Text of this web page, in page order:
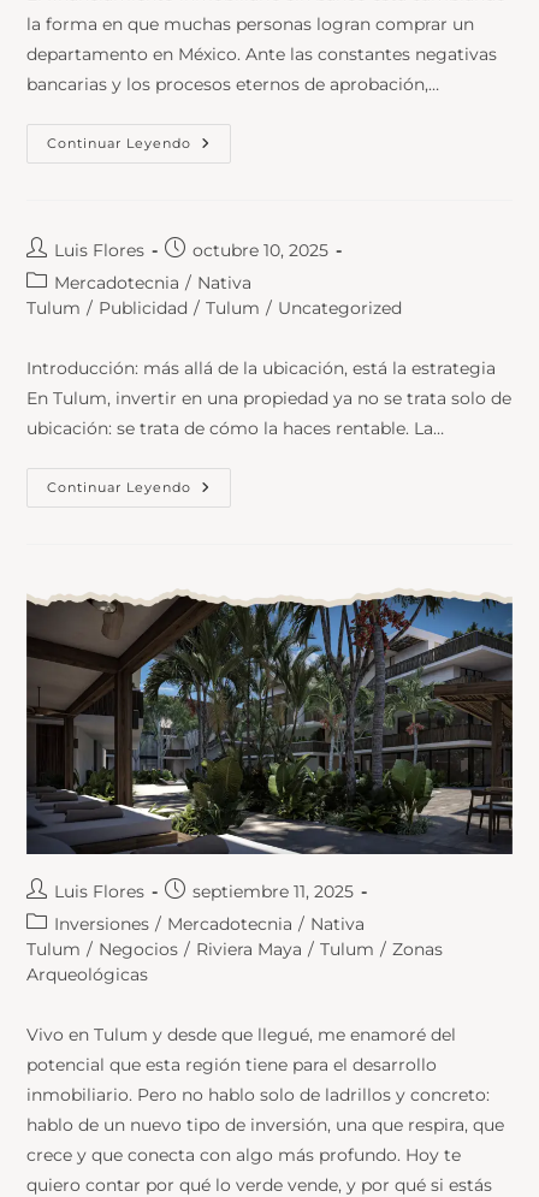
la forma en que muchas personas logran comprar un
departamento en México. Ante las constantes negativas
bancarias y los procesos eternos de aprobación,…
Continuar Leyendo
Luis Flores
octubre 10, 2025
Mercadotecnia / Nativa
Tulum / Publicidad / Tulum / Uncategorized
Introducción: más allá de la ubicación, está la estrategia
En Tulum, invertir en una propiedad ya no se trata solo de
ubicación: se trata de cómo la haces rentable. La…
Continuar Leyendo
Luis Flores
septiembre 11, 2025
Inversiones / Mercadotecnia / Nativa
Tulum / Negocios / Riviera Maya / Tulum / Zonas
Arqueológicas
Vivo en Tulum y desde que llegué, me enamoré del
potencial que esta región tiene para el desarrollo
inmobiliario. Pero no hablo solo de ladrillos y concreto:
hablo de un nuevo tipo de inversión, una que respira, que
crece y que conecta con algo más profundo. Hoy te
quiero contar por qué lo verde vende, y por qué si estás